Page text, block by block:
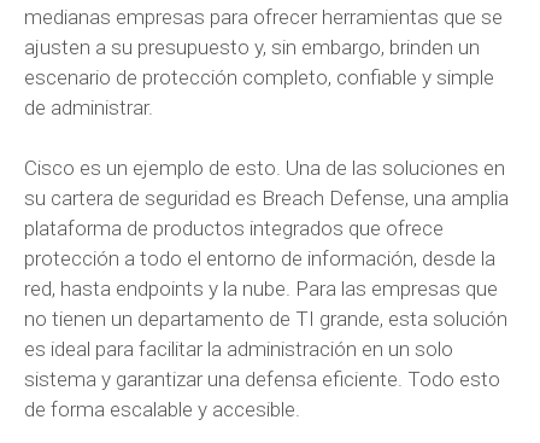
medianas empresas para ofrecer herramientas que se
ajusten a su presupuesto y, sin embargo, brinden un
escenario de protección completo, confiable y simple
de administrar.
Cisco es un ejemplo de esto. Una de las soluciones en
su cartera de seguridad es Breach Defense, una amplia
plataforma de productos integrados que ofrece
protección a todo el entorno de información, desde la
red, hasta endpoints y la nube. Para las empresas que
no tienen un departamento de TI grande, esta solución
es ideal para facilitar la administración en un solo
sistema y garantizar una defensa eficiente. Todo esto
de forma escalable y accesible.